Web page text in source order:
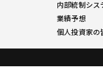
内部統制シス
業績予想
個人投資家の